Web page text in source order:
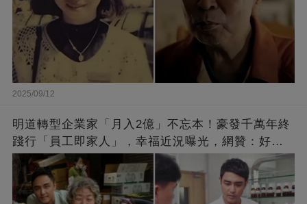
2025/09/12
明道轉型企業家「月入2億」不忘本！豪發千萬年終
踐行「員工即家人」，幸福近況曝光，網贊：好老
闆的福報